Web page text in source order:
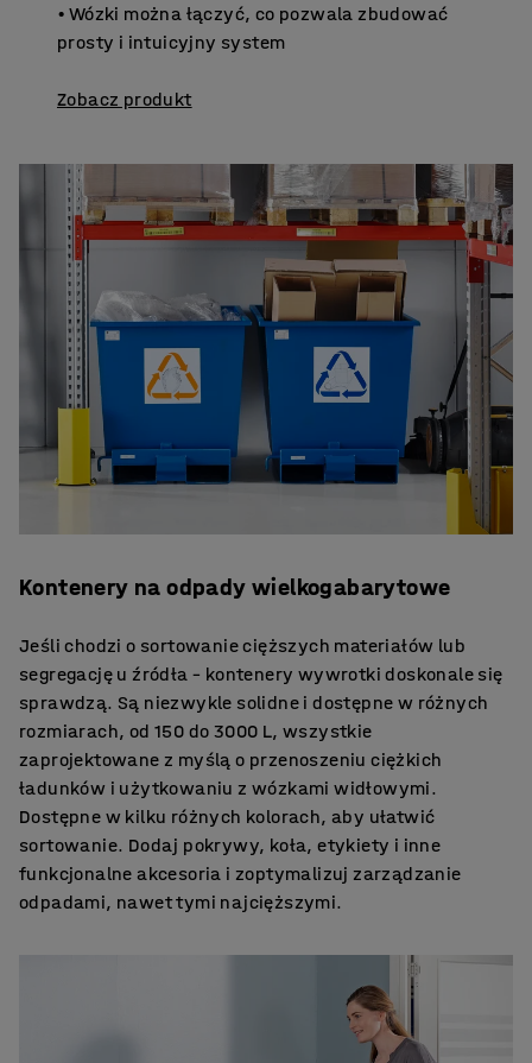
• Wózki można łączyć, co pozwala zbudować
prosty i intuicyjny system
Zobacz produkt
Kontenery na odpady wielkogabarytowe
Jeśli chodzi o sortowanie cięższych materiałów lub
segregację u źródła – kontenery wywrotki doskonale się
sprawdzą. Są niezwykle solidne i dostępne w różnych
rozmiarach, od 150 do 3000 L, wszystkie
zaprojektowane z myślą o przenoszeniu ciężkich
ładunków i użytkowaniu z wózkami widłowymi.
Dostępne w kilku różnych kolorach, aby ułatwić
sortowanie. Dodaj pokrywy, koła, etykiety i inne
funkcjonalne akcesoria i zoptymalizuj zarządzanie
odpadami, nawet tymi najcięższymi.